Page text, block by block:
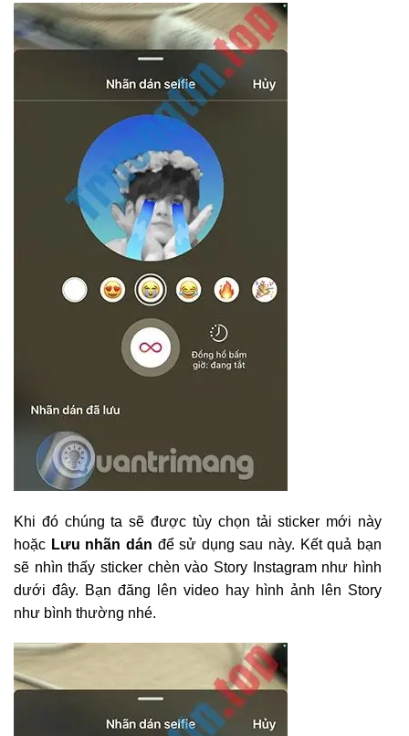
Khi đó chúng ta sẽ được tùy chọn tải sticker mới này
hoặc Lưu nhãn dán để sử dụng sau này. Kết quả bạn
sẽ nhìn thấy sticker chèn vào Story Instagram như hình
dưới đây. Bạn đăng lên video hay hình ảnh lên Story
như bình thường nhé.